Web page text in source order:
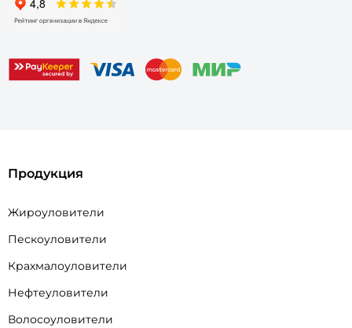
Продукция
Жироуловители
Пескоуловители
Крахмалоуловители
Нефтеуловители
Волосоуловители